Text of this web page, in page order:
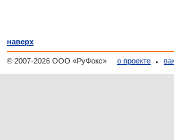
наверх
© 2007-2026 ООО «РуФокс» о проекте